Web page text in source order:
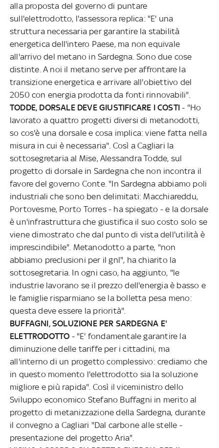
alla proposta del governo di puntare
sull'elettrodotto, l'assessora replica: "E' una
struttura necessaria per garantire la stabilità
energetica dell'intero Paese, ma non equivale
all'arrivo del metano in Sardegna. Sono due cose
distinte. A noi il metano serve per affrontare la
transizione energetica e arrivare all'obiettivo del
2050 con energia prodotta da fonti rinnovabili".
TODDE, DORSALE DEVE GIUSTIFICARE I COSTI - "Ho
lavorato a quattro progetti diversi di metanodotti,
so cos'è una dorsale e cosa implica: viene fatta nella
misura in cui è necessaria". Così a Cagliari la
sottosegretaria al Mise, Alessandra Todde, sul
progetto di dorsale in Sardegna che non incontra il
favore del governo Conte. "In Sardegna abbiamo poli
industriali che sono ben delimitati: Macchiareddu,
Portovesme, Porto Torres - ha spiegato - e la dorsale
è un'infrastruttura che giustifica il suo costo solo se
viene dimostrato che dal punto di vista dell'utilità è
imprescindibile". Metanodotto a parte, "non
abbiamo preclusioni per il gnl", ha chiarito la
sottosegretaria. In ogni caso, ha aggiunto, "le
industrie lavorano se il prezzo dell'energia è basso e
le famiglie risparmiano se la bolletta pesa meno:
questa deve essere la priorità".
BUFFAGNI, SOLUZIONE PER SARDEGNA E'
ELETTRODOTTO - "E' fondamentale garantire la
diminuzione delle tariffe per i cittadini, ma
all'interno di un progetto complessivo: crediamo che
in questo momento l'elettrodotto sia la soluzione
migliore e più rapida". Così il viceministro dello
Sviluppo economico Stefano Buffagni in merito al
progetto di metanizzazione della Sardegna, durante
il convegno a Cagliari "Dal carbone alle stelle -
presentazione del progetto Aria".